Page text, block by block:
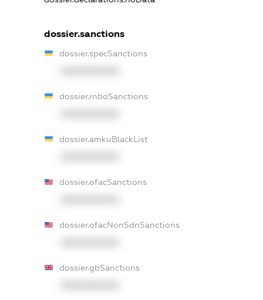
dossier.sanctions
dossier.specSanctions
dossier.rnboSanctions
dossier.amkuBlackList
dossier.ofacSanctions
dossier.ofacNonSdnSanctions
dossier.gbSanctions